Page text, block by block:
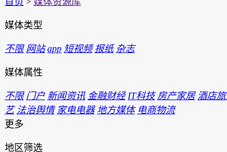
媒体类型
不限 网站 app 短视频 报纸 杂志
媒体属性
不限 门户 新闻资讯 金融财经 IT科技 房产家居 酒店
艺 法治舆情 家电电器 地方媒体 电商物流
更多
地区筛选